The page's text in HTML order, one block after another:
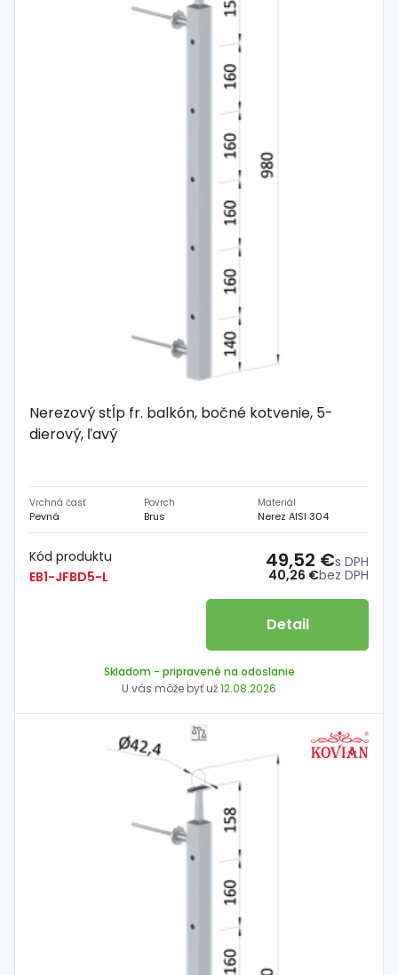
Nerezový stĺp fr. balkón, bočné kotvenie, 5-
dierový, ľavý
Vrchná časť
Pevná
Povrch
Brus
Materiál
Nerez AISI 304
Kód produktu
EB1-JFBD5-L
40,26 €bez DPH
49,52 €s DPH
Detail
Skladom - pripravené na odoslanie
U vás môže byť už12.08.2026